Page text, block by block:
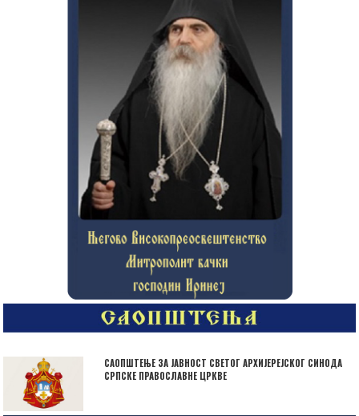
САОПШТЕЊЕ ЗА ЈАВНОСТ СВЕТОГ АРХИЈЕРЕЈСКОГ СИНОДА
СРПСКЕ ПРАВОСЛАВНЕ ЦРКВЕ